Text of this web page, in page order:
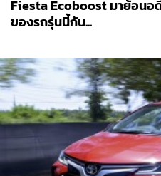
Fiesta Ecoboost มาย้อน
ของรถรุ่นนี้กัน...